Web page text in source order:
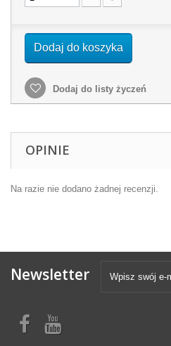
Dodaj do koszyka
Dodaj do listy życzeń
OPINIE
Na razie nie dodano żadnej recenzji.
Newsletter